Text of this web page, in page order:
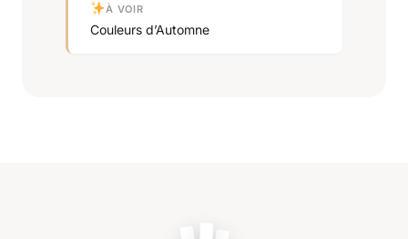
À VOIR
Couleurs d’Automne